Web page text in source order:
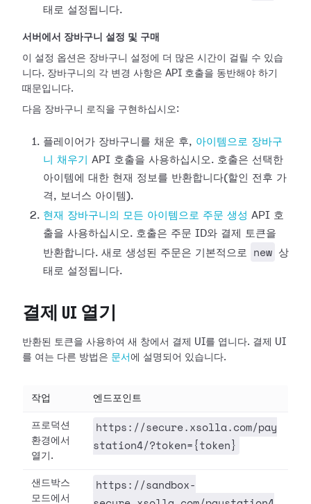
태로 설정됩니다.
서버에서 장바구니 설정 및 구매
이 설정 옵션은 장바구니 설정에 더 많은 시간이 걸릴 수 있습
니다. 장바구니의 각 변경 사항은 API 호출을 동반해야 하기
때문입니다.
다음 장바구니 로직을 구현하십시오:
플레이어가 장바구니를 채운 후, 아이템으로 장바구
니 채우기
API 호출을 사용하십시오. 호출은 선택한
아이템에 대한 현재 정보를 반환합니다(할인 전후 가
격, 보너스 아이템).
현재 장바구니의 모든 아이템으로 주문 생성 API 호
출을 사용하십시오. 호출은 주문 ID와 결제 토큰을
반환합니다. 새로 생성된 주문은 기본적으로
new 상
태로 설정됩니다.
결제 UI 열기
반환된 토큰을 사용하여 새 창에서 결제 UI를 엽니다. 결제 UI
를 여는 다른 방법은 문서 에 설명되어 있습니다.
작업 엔드포인트
프로덕션
환경에서
열기.
https://secure.xsolla.com/pay
station4/?token={token}
샌드박스
모드에서
https://sandbox-